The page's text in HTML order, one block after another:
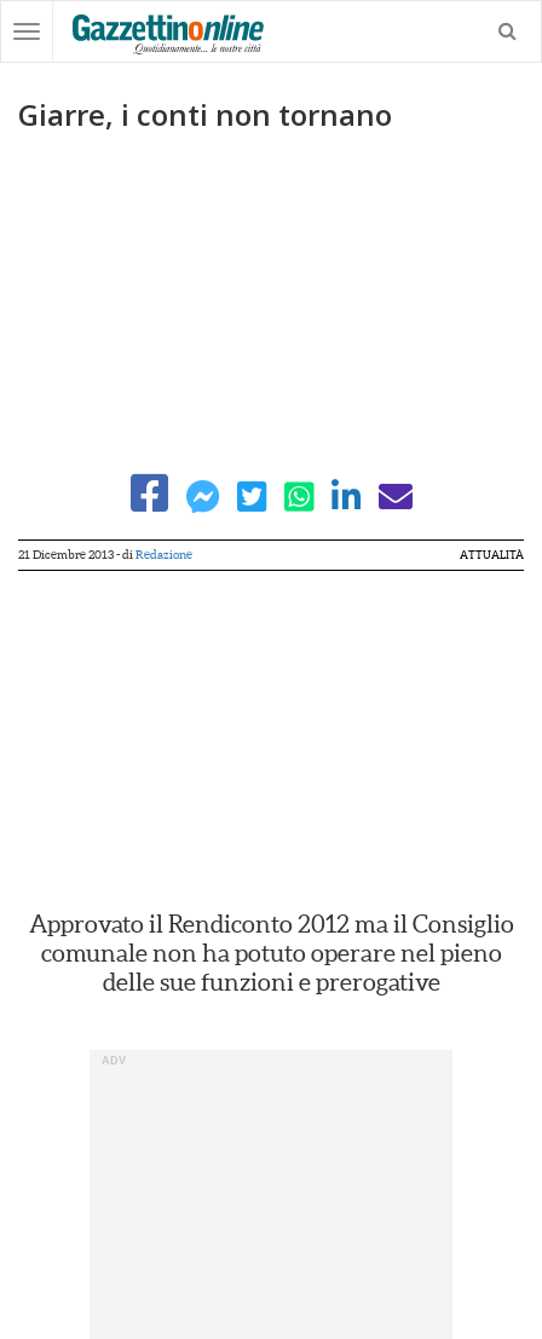
Giarre, i conti non tornano
21 Dicembre 2013- di Redazione ATTUALITÀ
Approvato il Rendiconto 2012 ma il Consiglio
comunale non ha potuto operare nel pieno
delle sue funzioni e prerogative